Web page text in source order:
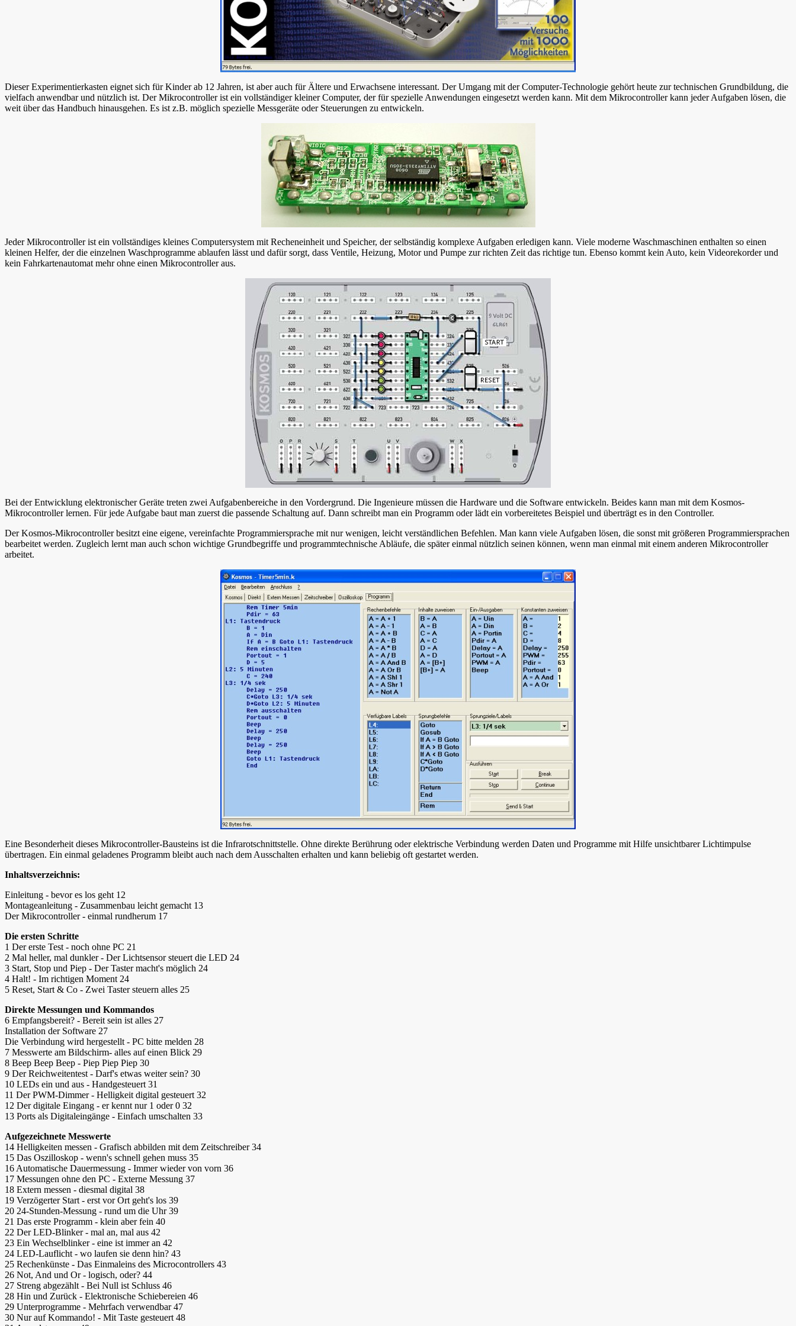
Dieser Experimentierkasten eignet sich für Kinder ab 12 Jahren, ist aber auch für Ältere und Erwachsene interessant. Der Umgang mit der Computer-Technologie gehört heute zur technischen Grundbildung, die
vielfach anwendbar und nützlich ist. Der Mikrocontroller ist ein vollständiger kleiner Computer, der für spezielle Anwendungen eingesetzt werden kann. Mit dem Mikrocontroller kann jeder Aufgaben lösen, die
weit über das Handbuch hinausgehen. Es ist z.B. möglich spezielle Messgeräte oder Steuerungen zu entwickeln.
Jeder Mikrocontroller ist ein vollständiges kleines Computersystem mit Recheneinheit und Speicher, der selbständig komplexe Aufgaben erledigen kann. Viele moderne Waschmaschinen enthalten so einen
kleinen Helfer, der die einzelnen Waschprogramme ablaufen lässt und dafür sorgt, dass Ventile, Heizung, Motor und Pumpe zur richten Zeit das richtige tun. Ebenso kommt kein Auto, kein Videorekorder und
kein Fahrkartenautomat mehr ohne einen Mikrocontroller aus.
Bei der Entwicklung elektronischer Geräte treten zwei Aufgabenbereiche in den Vordergrund. Die Ingenieure müssen die Hardware und die Software entwickeln. Beides kann man mit dem Kosmos-
Mikrocontroller lernen. Für jede Aufgabe baut man zuerst die passende Schaltung auf. Dann schreibt man ein Programm oder lädt ein vorbereitetes Beispiel und überträgt es in den Controller.
Der Kosmos-Mikrocontroller besitzt eine eigene, vereinfachte Programmiersprache mit nur wenigen, leicht verständlichen Befehlen. Man kann viele Aufgaben lösen, die sonst mit größeren Programmiersprachen
bearbeitet werden. Zugleich lernt man auch schon wichtige Grundbegriffe und programmtechnische Abläufe, die später einmal nützlich seinen können, wenn man einmal mit einem anderen Mikrocontroller
arbeitet.
Eine Besonderheit dieses Mikrocontroller-Bausteins ist die Infrarotschnittstelle. Ohne direkte Berührung oder elektrische Verbindung werden Daten und Programme mit Hilfe unsichtbarer Lichtimpulse
übertragen. Ein einmal geladenes Programm bleibt auch nach dem Ausschalten erhalten und kann beliebig oft gestartet werden.
Inhaltsverzeichnis:
Einleitung - bevor es los geht 12
Montageanleitung - Zusammenbau leicht gemacht 13
Der Mikrocontroller - einmal rundherum 17
Die ersten Schritte
1 Der erste Test - noch ohne PC 21
2 Mal heller, mal dunkler - Der Lichtsensor steuert die LED 24
3 Start, Stop und Piep - Der Taster macht's möglich 24
4 Halt! - Im richtigen Moment 24
5 Reset, Start & Co - Zwei Taster steuern alles 25
Direkte Messungen und Kommandos
6 Empfangsbereit? - Bereit sein ist alles 27
Installation der Software 27
Die Verbindung wird hergestellt - PC bitte melden 28
7 Messwerte am Bildschirm- alles auf einen Blick 29
8 Beep Beep Beep - Piep Piep Piep 30
9 Der Reichweitentest - Darf's etwas weiter sein? 30
10 LEDs ein und aus - Handgesteuert 31
11 Der PWM-Dimmer - Helligkeit digital gesteuert 32
12 Der digitale Eingang - er kennt nur 1 oder 0 32
13 Ports als Digitaleingänge - Einfach umschalten 33
Aufgezeichnete Messwerte
14 Helligkeiten messen - Grafisch abbilden mit dem Zeitschreiber 34
15 Das Oszilloskop - wenn's schnell gehen muss 35
16 Automatische Dauermessung - Immer wieder von vorn 36
17 Messungen ohne den PC - Externe Messung 37
18 Extern messen - diesmal digital 38
19 Verzögerter Start - erst vor Ort geht's los 39
20 24-Stunden-Messung - rund um die Uhr 39
21 Das erste Programm - klein aber fein 40
22 Der LED-Blinker - mal an, mal aus 42
23 Ein Wechselblinker - eine ist immer an 42
24 LED-Lauflicht - wo laufen sie denn hin? 43
25 Rechenkünste - Das Einmaleins des Microcontrollers 43
26 Not, And und Or - logisch, oder? 44
27 Streng abgezählt - Bei Null ist Schluss 46
28 Hin und Zurück - Elektronische Schiebereien 46
29 Unterprogramme - Mehrfach verwendbar 47
30 Nur auf Kommando! - Mit Taste gesteuert 48